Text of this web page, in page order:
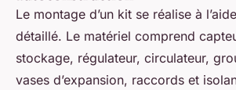
Le montage d’un kit se réalise à
détaillé. Le matériel comprend
stockage, régulateur, circulateur,
vases d’expansion, raccords et